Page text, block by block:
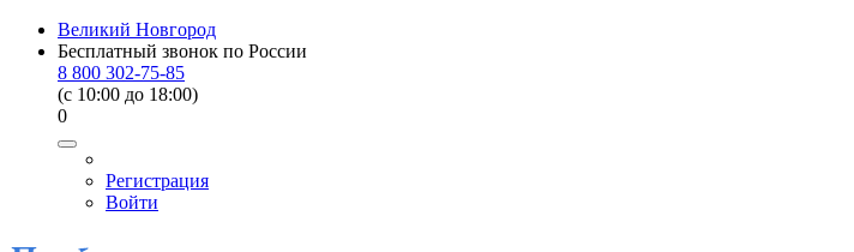
Великий Новгород
Бесплатный звонок по России
8 800 302-75-85
(c 10:00 до 18:00)
0
Регистрация
Войти